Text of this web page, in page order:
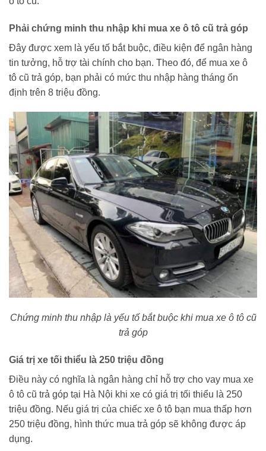
Phải chứng minh thu nhập khi mua xe ô tô cũ trả góp
Đây được xem là yếu tố bắt buộc, điều kiện để ngân hàng
tin tưởng, hỗ trợ tài chính cho bạn. Theo đó, để mua xe ô
tô cũ trả góp, bạn phải có mức thu nhập hàng tháng ổn
định trên 8 triệu đồng.
Chứng minh thu nhập là yếu tố bắt buộc khi mua xe ô tô cũ
trả góp
Giá trị xe tối thiểu là 250 triệu đồng
Điều này có nghĩa là ngân hàng chỉ hỗ trợ cho vay mua xe
ô tô cũ trả góp tại Hà Nội khi xe có giá trị tối thiểu là 250
triệu đồng. Nếu giá trị của chiếc xe ô tô bạn mua thấp hơn
250 triệu đồng, hình thức mua trả góp sẽ không được áp
dụng.